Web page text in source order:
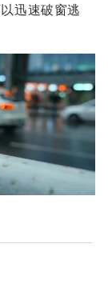
迅速破窗逃